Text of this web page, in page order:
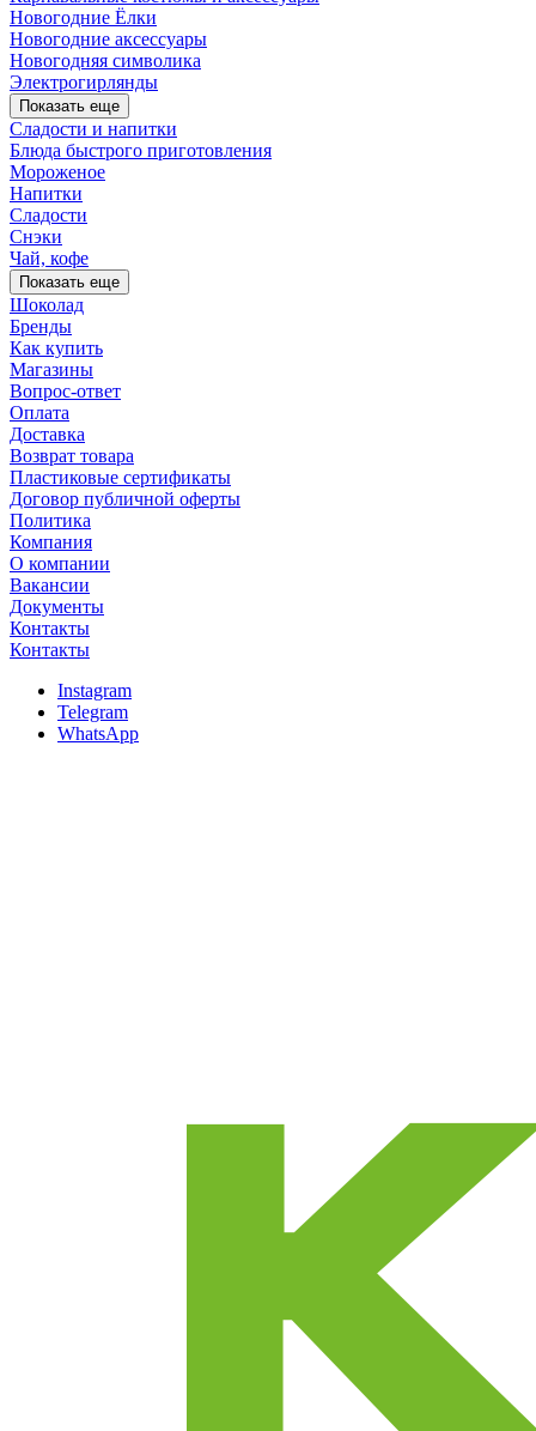
Новогодние Ёлки
Новогодние аксессуары
Новогодняя символика
Электрогирлянды
Показать еще
Сладости и напитки
Блюда быстрого приготовления
Мороженое
Напитки
Сладости
Снэки
Чай, кофе
Показать еще
Шоколад
Бренды
Как купить
Магазины
Вопрос-ответ
Оплата
Доставка
Возврат товара
Пластиковые сертификаты
Договор публичной оферты
Политика
Компания
О компании
Вакансии
Документы
Контакты
Контакты
Instagram
Telegram
WhatsApp